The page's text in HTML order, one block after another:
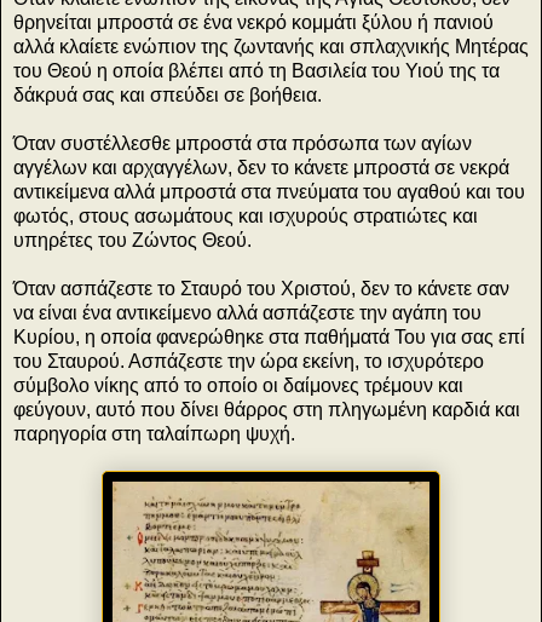
θρηνείται μπροστά σε ένα νεκρό κομμάτι ξύλου ή πανιού
αλλά κλαίετε ενώπιον της ζωντανής και σπλαχνικής Μητέρας
του Θεού η οποία βλέπει από τη Βασιλεία του Υιού της τα
δάκρυά σας και σπεύδει σε βοήθεια.
Όταν συστέλλεσθε μπροστά στα πρόσωπα των αγίων
αγγέλων και αρχαγγέλων, δεν το κάνετε μπροστά σε νεκρά
αντικείμενα αλλά μπροστά στα πνεύματα του αγαθού και του
φωτός, στους ασωμάτους και ισχυρούς στρατιώτες και
υπηρέτες του Ζώντος Θεού.
Όταν ασπάζεστε το Σταυρό του Χριστού, δεν το κάνετε σαν
να είναι ένα αντικείμενο αλλά ασπάζεστε την αγάπη του
Κυρίου, η οποία φανερώθηκε στα παθήματά Του για σας επί
του Σταυρού. Ασπάζεστε την ώρα εκείνη, το ισχυρότερο
σύμβολο νίκης από το οποίο οι δαίμονες τρέμουν και
φεύγουν, αυτό που δίνει θάρρος στη πληγωμένη καρδιά και
παρηγορία στη ταλαίπωρη ψυχή.